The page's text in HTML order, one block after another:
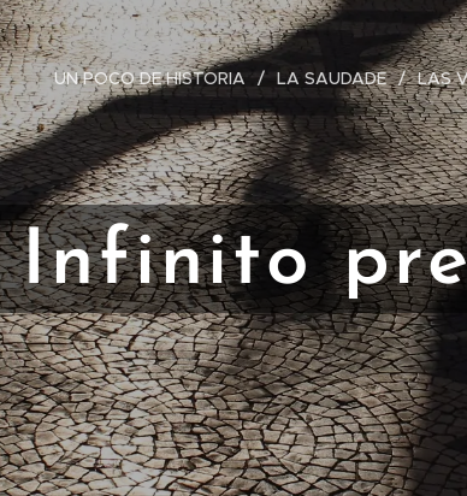
UN POCO DE HISTORIA LA SAUDADE LAS
Infinito